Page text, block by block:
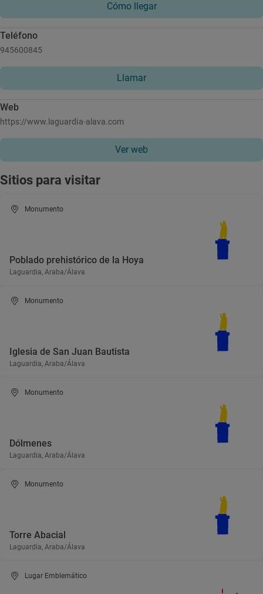
Cómo llegar
Teléfono
945600845
Llamar
Web
https://www.laguardia-alava.com
Ver web
Sitios para visitar
Monumento
Poblado prehistórico de la Hoya
Laguardia, Araba/Álava
Monumento
Iglesia de San Juan Bautista
Laguardia, Araba/Álava
Monumento
Dólmenes
Laguardia, Araba/Álava
Monumento
Torre Abacial
Laguardia, Araba/Álava
Lugar Emblemático